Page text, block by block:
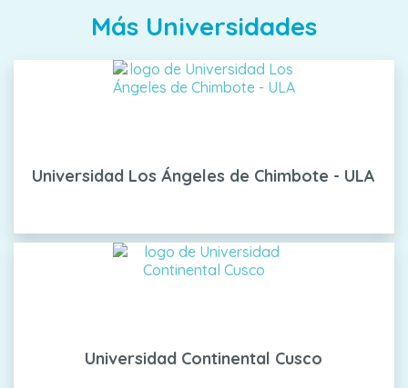
Más Universidades
Universidad Los Ángeles de Chimbote - ULA
Universidad Continental Cusco